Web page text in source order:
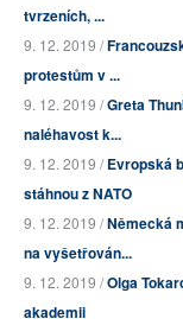
tvrzeních, ...
9. 12. 2019 /
protestům v ...
9. 12. 2019 /Greta
naléhavost k...
9. 12. 2019 /Evropská
stáhnou z NATO
9. 12. 2019 /Německá
na vyšetřován...
9. 12. 2019 /Olga
akademii